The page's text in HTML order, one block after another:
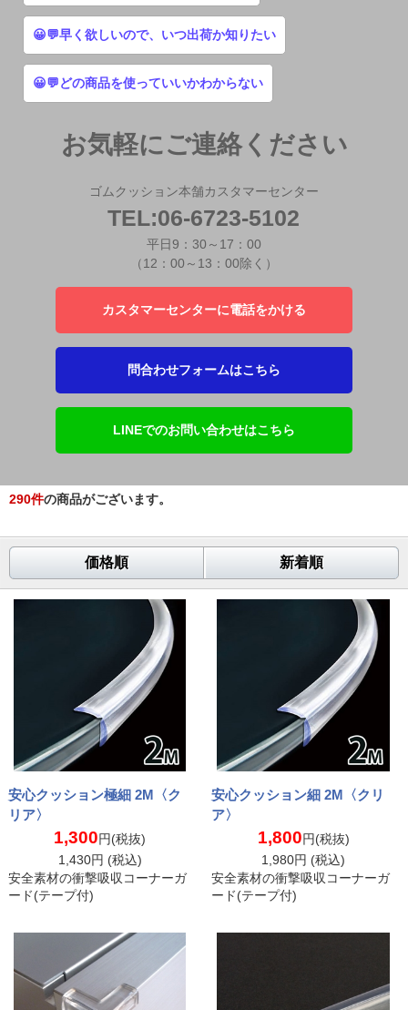
😀💬早く欲しいので、いつ出荷か知りたい
😀💬どの商品を使っていいかわからない
お気軽にご連絡ください
ゴムクッション本舗カスタマーセンター
TEL:06-6723-5102
平日9：30～17：00
（12：00～13：00除く）
カスタマーセンターに電話をかける
問合わせフォームはこちら
LINEでのお問い合わせはこちら
290件の商品がございます。
価格順 新着順
安心クッション極細 2M〈ク
リア〉
1,300円(税抜)
1,430円 (税込)
安全素材の衝撃吸収コーナーガ
ード(テープ付)
安心クッション細 2M〈クリ
ア〉
1,800円(税抜)
1,980円 (税込)
安全素材の衝撃吸収コーナーガ
ード(テープ付)